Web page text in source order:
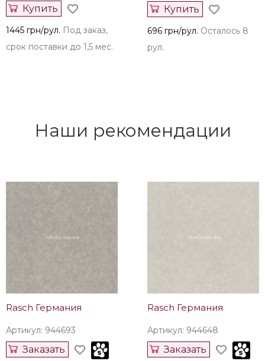
Купить
1445 грн/рул. Под заказ,
срок поставки до 1,5 мес.
Купить
696 грн/рул. Осталось 8
рул.
Наши рекомендации
Rasch Германия
Артикул: 944693
Заказать
Rasch Германия
Артикул: 944648
Заказать